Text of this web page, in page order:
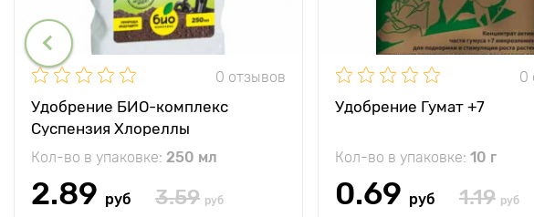
0 отзывов
Удобрение БИО-комплекс
Суспензия Хлореллы
Кол-во в упаковке: 250 мл
2.89 руб 3.59 руб
0
Удобрение Гумат +7
Кол-во в упаковке: 10 г
0.69 руб 1.19 руб